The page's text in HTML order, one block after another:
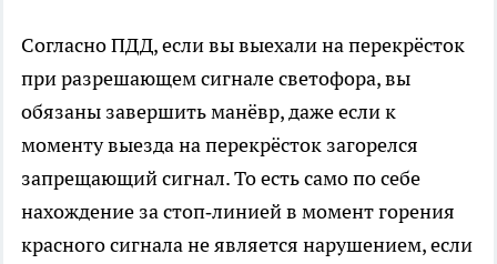
Согласно ПДД, если вы выехали на перекрёсток
при разрешающем сигнале светофора, вы
обязаны завершить манёвр, даже если к
моменту выезда на перекрёсток загорелся
запрещающий сигнал. То есть само по себе
нахождение за стоп‑линией в момент горения
красного сигнала не является нарушением, если